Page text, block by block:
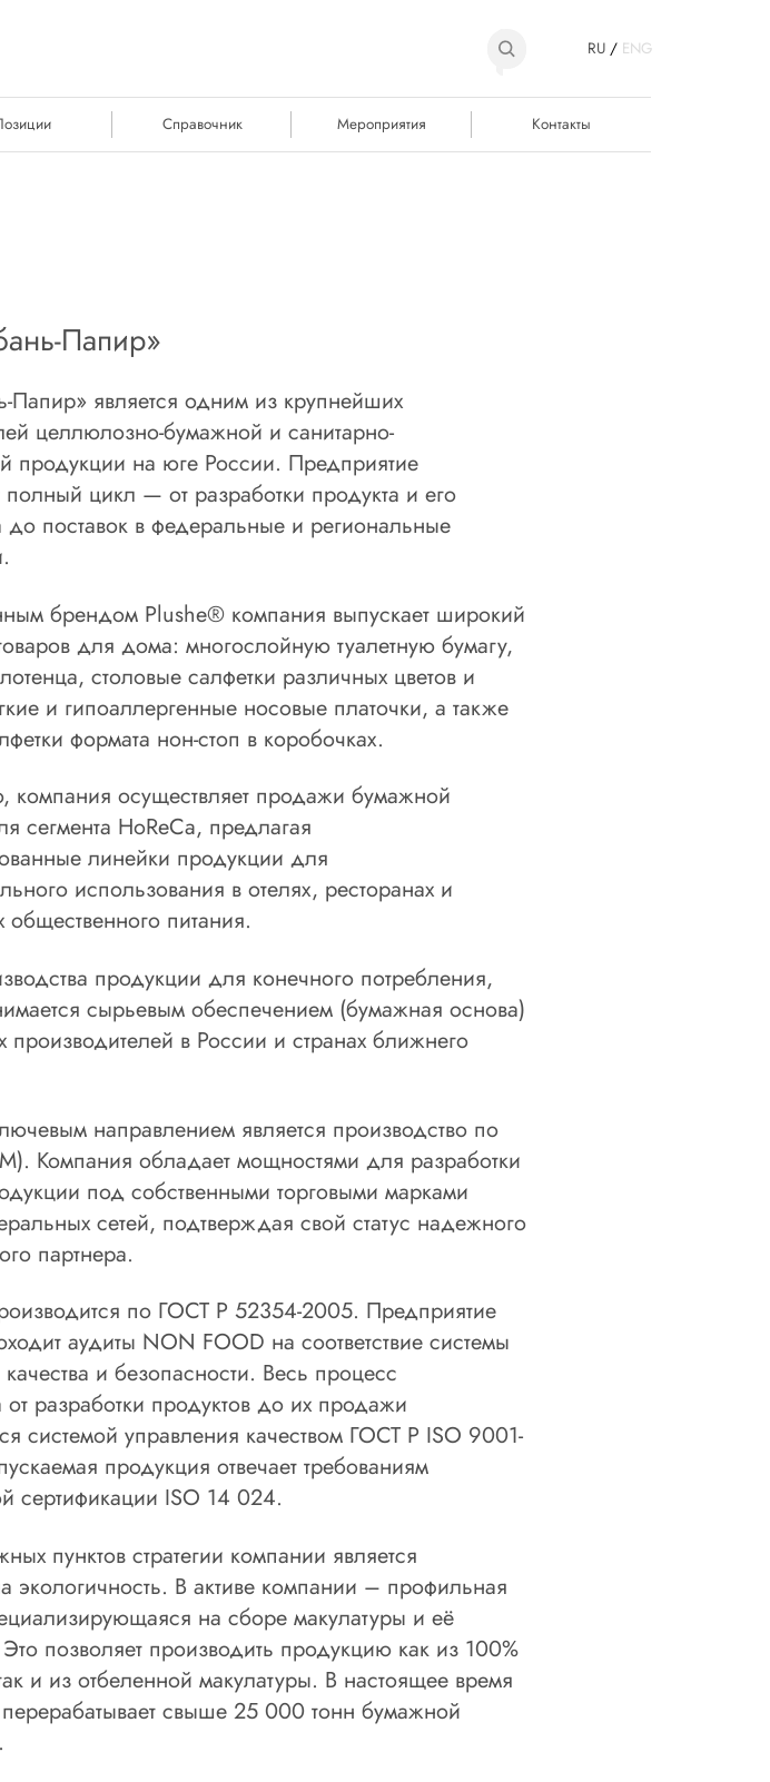
RU/ ENG
Справочник Мероприятия Контакты
Папир»
является одним из крупнейших
целлюлозно-бумажной и санитарно-
продукции на юге России. Предприятие
полный цикл — от разработки продукта и его
до поставок в федеральные и региональные
брендом Plushe® компания выпускает широкий
для дома: многослойную туалетную бумагу,
столовые салфетки различных цветов и
и гипоаллергенные носовые платочки, а также
формата нон-стоп в коробочках.
компания осуществляет продажи бумажной
сегмента HoReCa, предлагая
линейки продукции для
использования в отелях, ресторанах и
общественного питания.
продукции для конечного потребления,
сырьевым обеспечением (бумажная основа)
производителей в России и странах ближнего
направлением является производство по
Компания обладает мощностями для разработки
под собственными торговыми марками
сетей, подтверждая свой статус надежного
партнера.
по ГОСТ Р 52354-2005. Предприятие
аудиты NON FOOD на соответствие системы
и безопасности. Весь процесс
от разработки продуктов до их продажи
системой управления качеством ГОСТ Р ISO 9001-
продукция отвечает требованиям
сертификации ISO 14 024.
пунктов стратегии компании является
экологичность. В активе компании – профильная
на сборе макулатуры и её
позволяет производить продукцию как из 100%
и из отбеленной макулатуры. В настоящее время
свыше 25 000 тонн бумажной